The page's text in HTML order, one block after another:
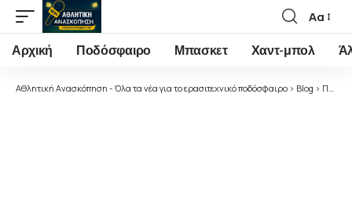
Font
Resizer
Αα
Αρχική Ποδόσφαιρο Μπασκετ Χαντ-μπολ
Αθλητική Ανασκόπηση - Όλα τα νέα για το ερασιτεχνικό ποδόσφαιρο > Blog > Ποδόσφαιρο